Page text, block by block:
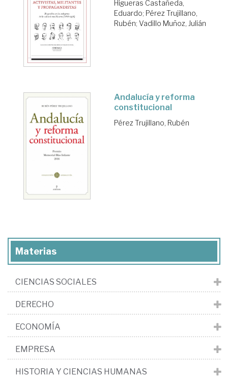
Higueras Castañeda,
Eduardo; Pérez Trujillano,
Rubén; Vadillo Muñoz, Julián
Andalucía y reforma
constitucional
Pérez Trujillano, Rubén
Materias
CIENCIAS SOCIALES
DERECHO
ECONOMÍA
EMPRESA
HISTORIA Y CIENCIAS HUMANAS